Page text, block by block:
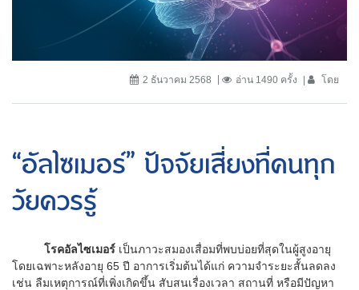
2 ธันวาคม 2568 อ่าน 1490 ครั้ง โดย
“อัลไซเมอร์” ปัจจัยเสี่ยงที่คนทุก
วัยควรรู้
โรคอัลไซเมอร์ เป็นภาวะสมองเสื่อมที่พบบ่อยที่สุดในผู้สูงอายุ
โดยเฉพาะหลังอายุ 65 ปี อาการเริ่มต้นได้แก่ ความจำระยะสั้นลดลง
เช่น ลืมเหตุการณ์ที่เพิ่งเกิดขึ้น สับสนเรื่องเวลา สถานที่ หรือมีปัญหา